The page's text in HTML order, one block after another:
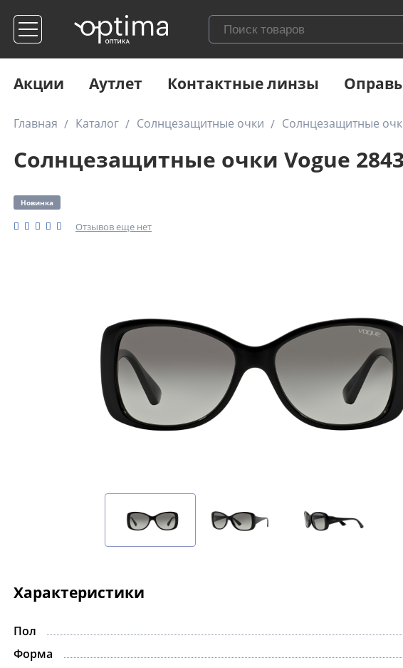
Акции Аутлет Контактные линзы
Главная Каталог Солнцезащитные очки Солнцезащитные
Солнцезащитные очки Vogue
Новинка
Отзывов еще нет
Характеристики
Пол
Форма